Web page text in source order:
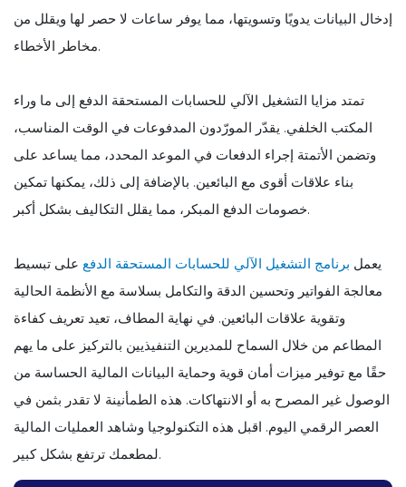
إدخال البيانات يدويًا وتسويتها، مما يوفر ساعات لا حصر لها ويقلل من
مخاطر الأخطاء.
تمتد مزايا التشغيل الآلي للحسابات المستحقة الدفع إلى ما وراء
المكتب الخلفي. يقدّر المورّدون المدفوعات في الوقت المناسب،
وتضمن الأتمتة إجراء الدفعات في الموعد المحدد، مما يساعد على
بناء علاقات أقوى مع البائعين. بالإضافة إلى ذلك، يمكنها تمكين
خصومات الدفع المبكر، مما يقلل التكاليف بشكل أكبر.
يعمل برنامج التشغيل الآلي للحسابات المستحقة الدفع على تبسيط
معالجة الفواتير وتحسين الدقة والتكامل بسلاسة مع الأنظمة الحالية
وتقوية علاقات البائعين. في نهاية المطاف، تعيد تعريف كفاءة
المطاعم من خلال السماح للمديرين التنفيذيين بالتركيز على ما يهم
حقًا مع توفير ميزات أمان قوية وحماية البيانات المالية الحساسة من
الوصول غير المصرح به أو الانتهاكات. هذه الطمأنينة لا تقدر بثمن في
العصر الرقمي اليوم. اقبل هذه التكنولوجيا وشاهد العمليات المالية
لمطعمك ترتفع بشكل كبير.